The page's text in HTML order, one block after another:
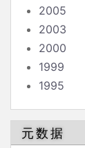
2005
2003
2000
1999
1995
元数据